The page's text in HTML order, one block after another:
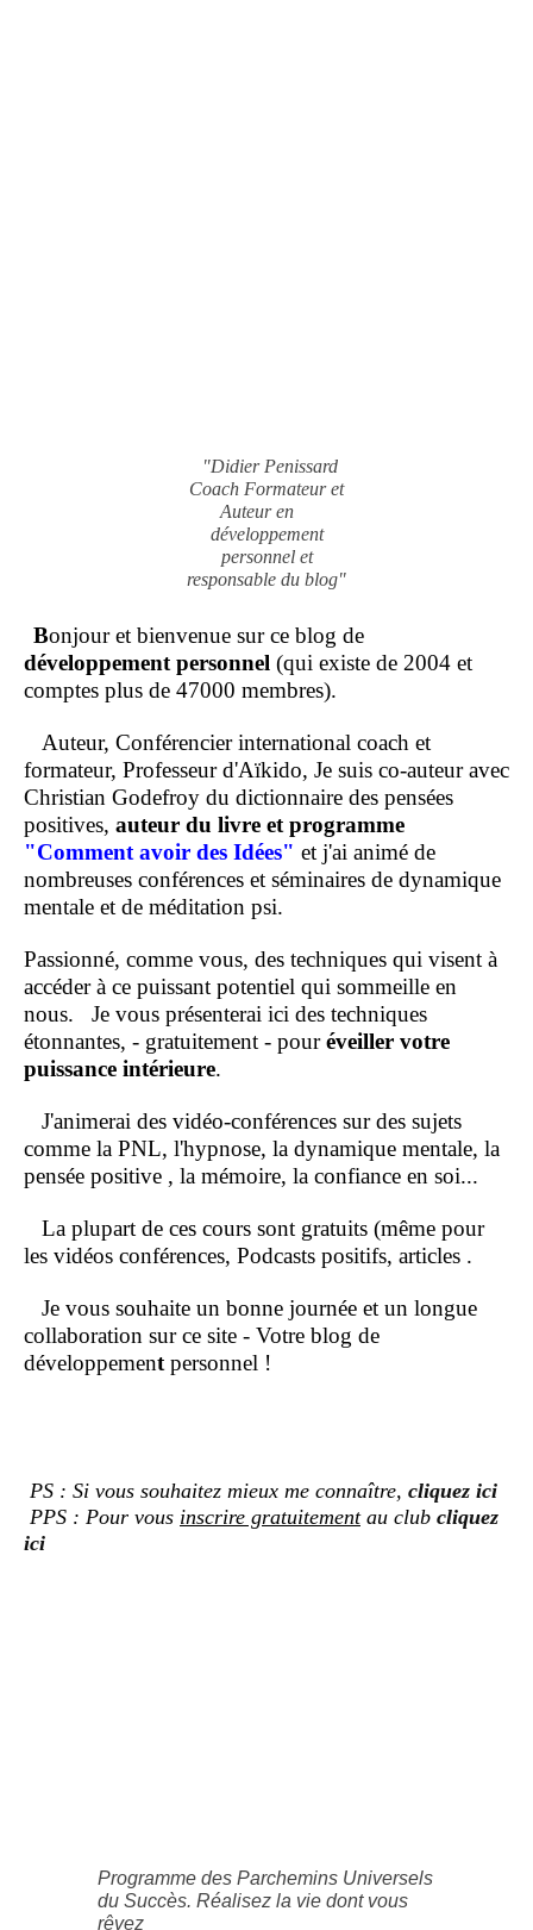
"Didier Penissard
Coach Formateur et
Auteur en
développement
personnel et
responsable du blog"
Bonjour et bienvenue sur ce blog de
développement personnel (qui existe de 2004 et
comptes plus de 47000 membres).
Auteur, Conférencier international coach et
formateur, Professeur d'Aïkido, Je suis co-auteur avec
Christian Godefroy du dictionnaire des pensées
positives, auteur du livre et programme
"Comment avoir des Idées" et j'ai animé de
nombreuses conférences et séminaires de dynamique
mentale et de méditation psi.
Passionné, comme vous, des techniques qui visent à
accéder à ce puissant potentiel qui sommeille en
nous. Je vous présenterai ici des techniques
étonnantes, - gratuitement - pouréveiller votre
puissance intérieure.
J'animerai des vidéo-conférences sur des sujets
comme la PNL, l'hypnose, la dynamique mentale, la
pensée positive , la mémoire, la confiance en soi...
La plupart de ces cours sont gratuits (même pour
les vidéos conférences, Podcasts positifs, articles .
Je vous souhaite un bonne journée et un longue
collaboration sur ce site - Votre blog de
développement personnel !
PS : Si vous souhaitez mieux me connaître, cliquez ici
PPS : Pour vous inscrire gratuitementau club cliquez
ici
Programme des Parchemins Universels
du Succès. Réalisez la vie dont vous
rêvez